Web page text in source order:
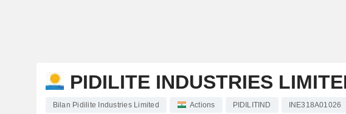
PIDILITE INDUSTRIES
Bilan Pidilite Industries Limited Actions PIDILITIND INE318A01026